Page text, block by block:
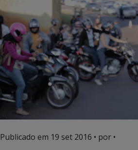
Publicado em 19 set 2016 • por •